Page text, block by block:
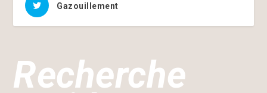
Gazouillement
Recherche